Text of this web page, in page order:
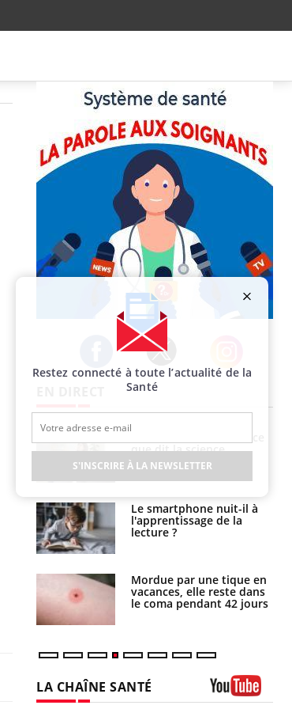
Facebook Twitter Instagram
que dit la science
Le smartphone nuit-il à
l'apprentissage de la
lecture ?
Mordue par une tique en
vacances, elle reste dans
le coma pendant 42 jours
barracuda, une petite fille
secourue grâce à un
réflexe essentiel
Légionellose en Suisse :
quelle est l’origine de la
contamination ?
Allergies alimentaires :
une nouvelle arme contre
les réactions sévères
LA CHAÎNE SANTÉ
Restez connecté à toute l’actualité de la
Santé
S'INSCRIRE À LA NEWSLETTER